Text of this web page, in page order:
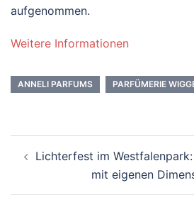
aufgenommen.
Weitere Informationen
ANNELI PARFUMS PARFÜMERIE
Navigation
Lichterfest im
mit eigenen